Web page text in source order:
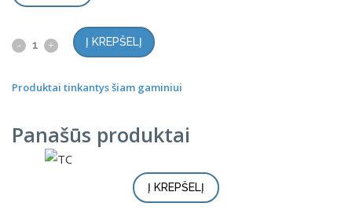
Į KREPŠELĮ
Produktai tinkantys šiam gaminiui
Panašūs produktai
Į KREPŠELĮ